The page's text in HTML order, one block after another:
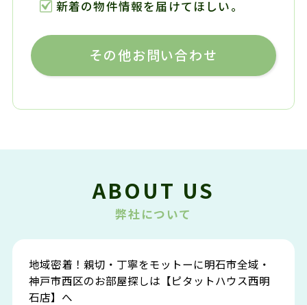
新着の物件情報を届けてほしい。
その他お問い合わせ
ABOUT US
弊社について
地域密着！親切・丁寧をモットーに明石市全域・
神戸市西区のお部屋探しは【ピタットハウス西明
石店】へ